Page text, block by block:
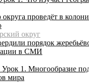
проведёт в
округ
порядок
в СМИ
Урок 1. Многообразие
мира